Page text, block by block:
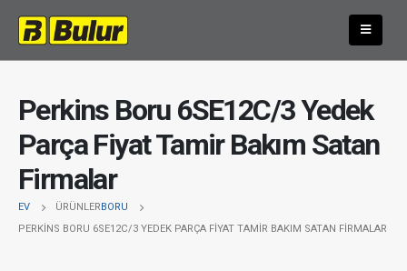
Perkins Boru 6SE12C/3 Yedek
Parça Fiyat Tamir Bakım Satan
Firmalar
EV ÜRÜNLERBORU
PERKINS BORU 6SE12C/3 YEDEK PARÇA FIYAT TAMIR BAKIM SATAN FIRMALAR